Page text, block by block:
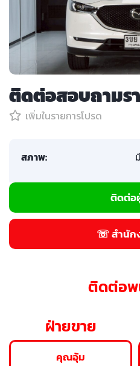
ติดต่อสอบถามร
เพิ่มในรายการโปรด
สภาพ:
ติดต่อ
☏ สำนัก
ติดต่อ
ฝ่ายขาย
คุณอุ้ม